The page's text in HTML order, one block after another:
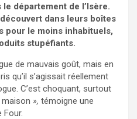
département de l’Isère.
dans leurs boîtes
pour le moins inhabituels,
stupéfiants.
de mauvais goût, mais en
qu’il s’agissait réellement
C’est choquant, surtout
», témoigne une
Four.